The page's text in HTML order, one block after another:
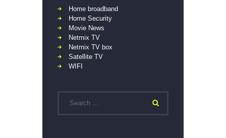
Home broadband
Home Security
Movie News
Netmix TV
Netmix TV box
Satellite TV
WIFI